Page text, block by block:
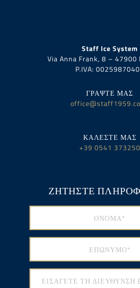
Staff Ice System
Via Anna Frank, 8 – 47900
P.IVA:
ΓΡΑΨΤΕ ΜΑΣ
ΚΑΛΕΣΤΕ ΜΑΣ
+39 0541 373250
ΖΗΤΗΣΤΕ